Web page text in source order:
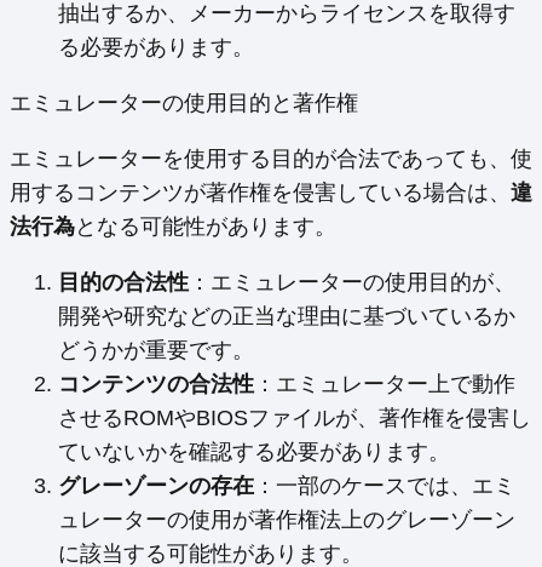
抽出するか、メーカーからライセンスを取得す
る必要があります。
エミュレーターの使用目的と著作権
エミュレーターを使用する目的が合法であっても、使
用するコンテンツが著作権を侵害している場合は、 違
法行為となる可能性があります。
目的の合法性 ：エミュレーターの使用目的が、
開発や研究などの正当な理由に基づいているか
どうかが重要です。
コンテンツの合法性 ：エミュレーター上で動作
させるROMやBIOSファイルが、著作権を侵害し
ていないかを確認する必要があります。
グレーゾーンの存在 ：一部のケースでは、エミ
ュレーターの使用が著作権法上のグレーゾーン
に該当する可能性があります。